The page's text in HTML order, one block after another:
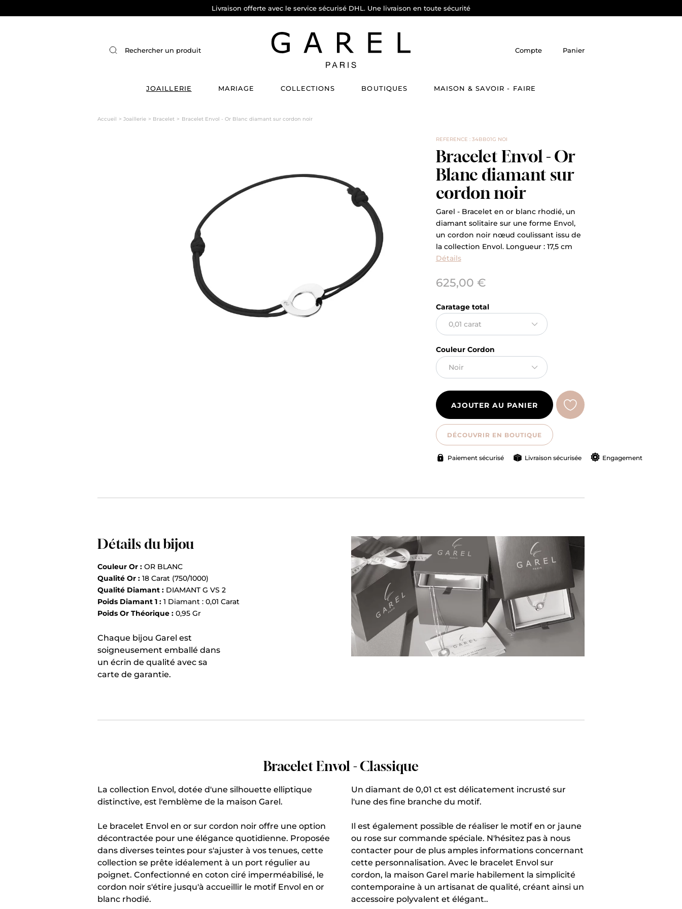
Livraison offerte avec le service sécurisé DHL. Une livraison en toute sécurité
Compte Panier
JOAILLERIE MARIAGE COLLECTIONS BOUTIQUES MAISON & SAVOIR - FAIRE
Accueil Joaillerie Bracelet Bracelet Envol - Or Blanc diamant sur cordon noir
REFERENCE : 34BB01G NOI
Bracelet Envol - Or
Blanc diamant sur
cordon noir
Garel - Bracelet en or blanc rhodié, un
diamant solitaire sur une forme Envol,
un cordon noir nœud coulissant issu de
la collection Envol. Longueur : 17,5 cm
Détails
625,00 €
Caratage total
Couleur Cordon
AJOUTER AU PANIER
DÉCOUVRIR EN BOUTIQUE
Paiement sécurisé Livraison sécurisée Engagement
Détails du bijou
Couleur Or : OR BLANC
Qualité Or : 18 Carat (750/1000)
Qualité Diamant : DIAMANT G VS 2
Poids Diamant 1 : 1 Diamant : 0,01 Carat
Poids Or Théorique : 0,95 Gr
Chaque bijou Garel est
soigneusement emballé dans
un écrin de qualité avec sa
carte de garantie.
Bracelet Envol - Classique
La collection Envol, dotée d'une silhouette elliptique
distinctive, est l'emblème de la maison Garel.
Le bracelet Envol en or sur cordon noir offre une option
décontractée pour une élégance quotidienne. Proposée
dans diverses teintes pour s'ajuster à vos tenues, cette
collection se prête idéalement à un port régulier au
poignet. Confectionné en coton ciré imperméabilisé, le
cordon noir s'étire jusqu'à accueillir le motif Envol en or
blanc rhodié.
Un diamant de 0,01 ct est délicatement incrusté sur
l'une des fine branche du motif.
Il est également possible de réaliser le motif en or jaune
ou rose sur commande spéciale. N'hésitez pas à nous
contacter pour de plus amples informations concernant
cette personnalisation. Avec le bracelet Envol sur
cordon, la maison Garel marie habilement la simplicité
contemporaine à un artisanat de qualité, créant ainsi un
accessoire polyvalent et élégant..